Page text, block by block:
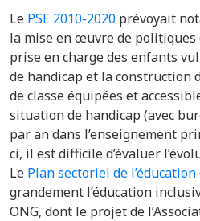
Le PSE 2010-2020 prévoyait
la mise en œuvre de politiques
prise en charge des enfants
de handicap et la construction
de classe équipées et
situation de handicap (avec
par an dans l’enseignement
ci, il est difficile d’évaluer
Le Plan sectoriel de l’éducation
grandement l’éducation
ONG, dont le projet de l’